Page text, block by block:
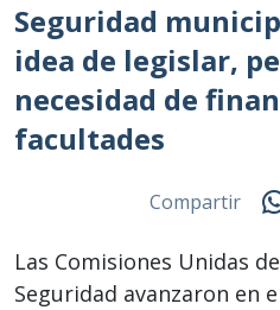
Seguridad
idea de legislar,
necesidad de
facultades
Compartir
Las Comisiones Unidas
Seguridad avanzaron en